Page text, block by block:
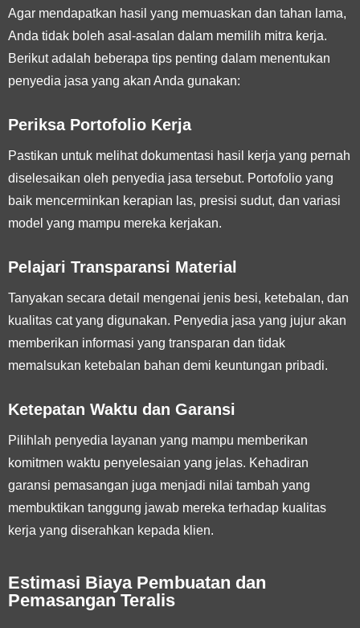
Agar mendapatkan hasil yang memuaskan dan tahan lama,
Anda tidak boleh asal-asalan dalam memilih mitra kerja.
Berikut adalah beberapa tips penting dalam menentukan
penyedia jasa yang akan Anda gunakan:
Periksa Portofolio Kerja
Pastikan untuk melihat dokumentasi hasil kerja yang pernah
diselesaikan oleh penyedia jasa tersebut. Portofolio yang
baik mencerminkan kerapian las, presisi sudut, dan variasi
model yang mampu mereka kerjakan.
Pelajari Transparansi Material
Tanyakan secara detail mengenai jenis besi, ketebalan, dan
kualitas cat yang digunakan. Penyedia jasa yang jujur akan
memberikan informasi yang transparan dan tidak
memalsukan ketebalan bahan demi keuntungan pribadi.
Ketepatan Waktu dan Garansi
Pilihlah penyedia layanan yang mampu memberikan
komitmen waktu penyelesaian yang jelas. Kehadiran
garansi pemasangan juga menjadi nilai tambah yang
membuktikan tanggung jawab mereka terhadap kualitas
kerja yang diserahkan kepada klien.
Estimasi Biaya Pembuatan dan
Pemasangan Teralis